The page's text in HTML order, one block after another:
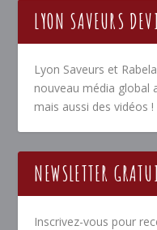
LYON SAVEURS
Lyon Saveurs et
nouveau média global
mais aussi des vidéos !
NEWSLETTER
Inscrivez-vous pour